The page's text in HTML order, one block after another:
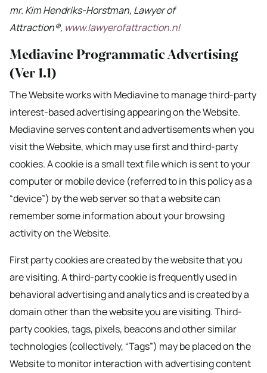
mr. Kim Hendriks-Horstman, Lawyer of
Attraction®, www.lawyerofattraction.nl
Mediavine Programmatic Advertising
(Ver 1.1)
The Website works with Mediavine to manage third-party
interest-based advertising appearing on the Website.
Mediavine serves content and advertisements when you
visit the Website, which may use first and third-party
cookies. A cookie is a small text file which is sent to your
computer or mobile device (referred to in this policy as a
“device”) by the web server so that a website can
remember some information about your browsing
activity on the Website.
First party cookies are created by the website that you
are visiting. A third-party cookie is frequently used in
behavioral advertising and analytics and is created by a
domain other than the website you are visiting. Third-
party cookies, tags, pixels, beacons and other similar
technologies (collectively, “Tags”) may be placed on the
Website to monitor interaction with advertising content